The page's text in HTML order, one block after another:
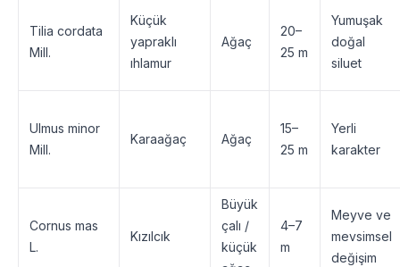
Tilia cordata
Mill.
Küçük
yapraklı
ıhlamur
Ağaç
20–
25 m
Yumuşak
doğal
siluet
Ulmus minor
Mill.
Karaağaç Ağaç
15–
25 m
Yerli
karakter
Cornus mas
L.
Kızılcık
Büyük
çalı /
küçük
4–7
m
Meyve ve
mevsimsel
değişim